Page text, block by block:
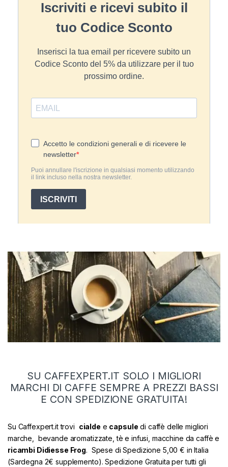
SU CAFFEXPERT.IT SOLO I MIGLIORI
MARCHI DI CAFFE SEMPRE A PREZZI BASSI
E CON SPEDIZIONE GRATUITA!
Su Caffexpert.it trovi cialde e capsule di caffè delle migliori
marche, bevande aromatizzate, tè e infusi, macchine da caffè e
ricambi Didiesse Frog. Spese di Spedizione 5,00 € in Italia
(Sardegna 2€ supplemento). Spedizione Gratuita per tutti gli